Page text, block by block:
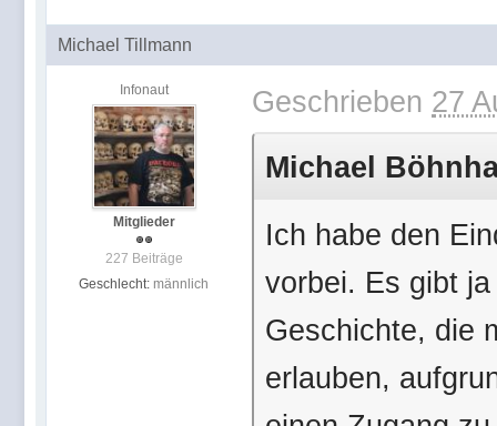
Michael Tillmann
Infonaut
Mitglieder
227 Beiträge
Geschlecht: männlich
Geschrieben 27
Michael
Ich habe den
vorbei. Es gibt
Geschichte, die
erlauben,